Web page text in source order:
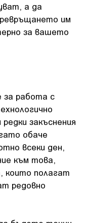
а да
им
за вашето
за работа с
закъснения
обаче
всеки ден,
към това,
които полагат
редовно